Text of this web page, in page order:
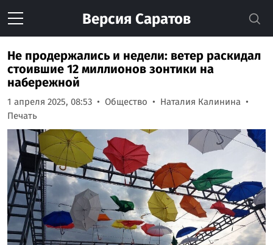
Версия Саратов
Не продержались и недели: ветер раскидал
стоившие 12 миллионов зонтики на
набережной
1 апреля 2025, 08:53 Общество
Наталия Калинина
Печать